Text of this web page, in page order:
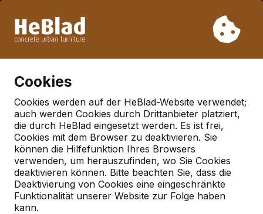
Woche 33 nicht. Bitte berücksichtigen Sie daher längere
Cookies
Cookies werden auf der HeBlad-Website verwendet;
auch werden Cookies durch Drittanbieter platziert,
die durch HeBlad eingesetzt werden. Es ist frei,
Cookies mit dem Browser zu deaktivieren. Sie
können die Hilfefunktion Ihres Browsers
verwenden, um herauszufinden, wo Sie Cookies
deaktivieren können. Bitte beachten Sie, dass die
Deaktivierung von Cookies eine eingeschränkte
Funktionalität unserer Website zur Folge haben
kann.
Geen referenties gevonden in 'mebstetten'
Deutschland
Referenties in:
Deutschland